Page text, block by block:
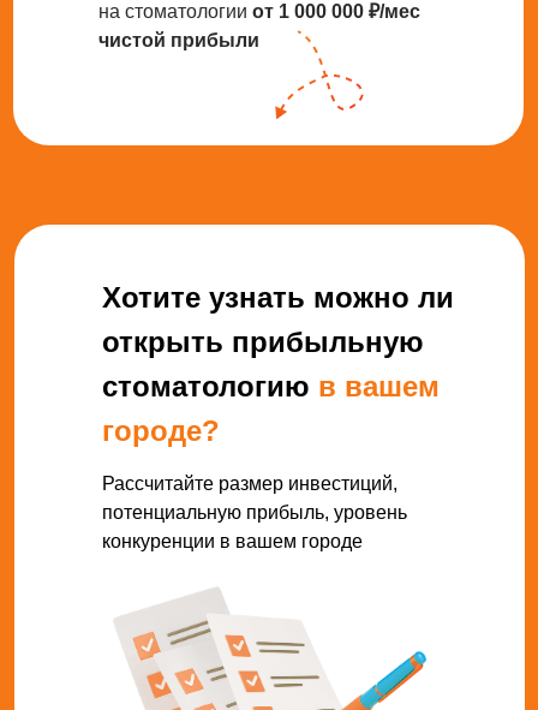
на стоматологии от 1 000 000 ₽/мес
чистой прибыли
Хотите узнать можно ли
открыть прибыльную
стоматологию в вашем
городе?
Рассчитайте размер инвестиций,
потенциальную прибыль, уровень
конкуренции в вашем городе